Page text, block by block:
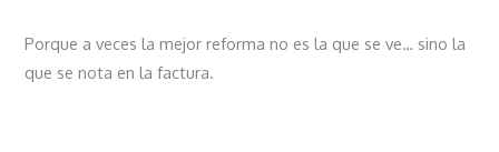
Porque a veces la mejor reforma no es la que se ve… sino la
que se nota en la factura.